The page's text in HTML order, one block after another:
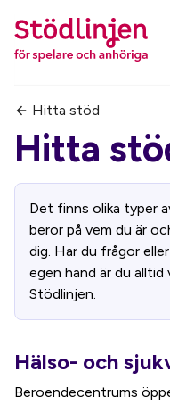
Hitta stöd
Hitta
Det finns olika typer
beror på vem du är
dig. Har du frågor
egen hand är du
Stödlinjen.
Hälso- och
Beroendecentrums